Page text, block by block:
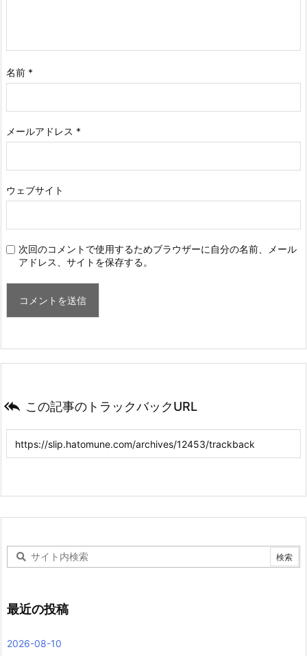
名前 *
メールアドレス *
ウェブサイト
次回のコメントで使用するためブラウザーに自分の名前、メール
アドレス、サイトを保存する。
 この記事のトラックバックURL
最近の投稿
2026-08-10